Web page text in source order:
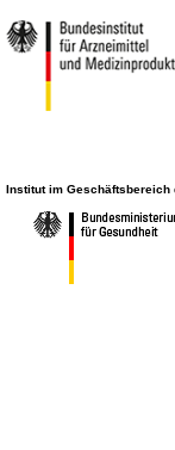
Institut im Geschäftsbereich